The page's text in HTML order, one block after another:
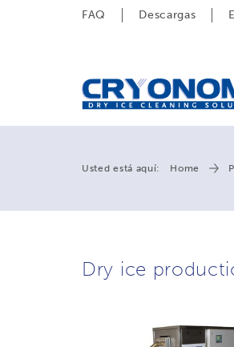
FAQ Descargas
Usted está aquí: Home
Dry ice